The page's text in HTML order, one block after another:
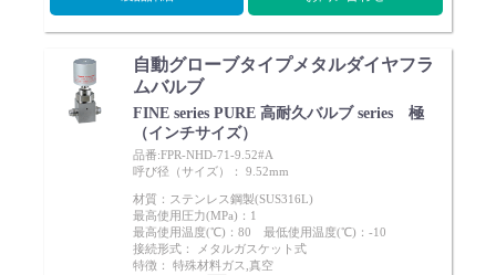
自動グローブタイプメタルダイヤフラ
ムバルブ
FINE series PURE 高耐久バルブ series 極
（インチサイズ）
品番:FPR-NHD-71-9.52#A
呼び径（サイズ）： 9.52mm
材質：ステンレス鋼製(SUS316L)
最高使用圧力(MPa)：1
最高使用温度(℃)：80 最低使用温度(℃)：-10
接続形式： メタルガスケット式
特徴： 特殊材料ガス,真空